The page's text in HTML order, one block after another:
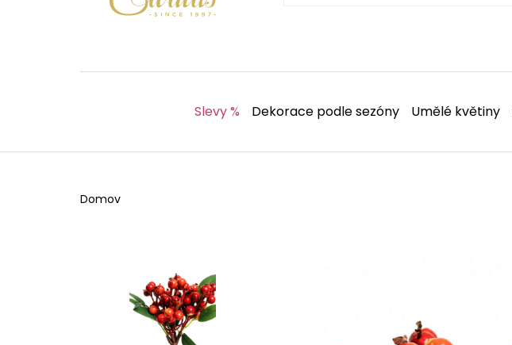
Slevy % Dekorace podle sezóny Umělé květiny
Domov